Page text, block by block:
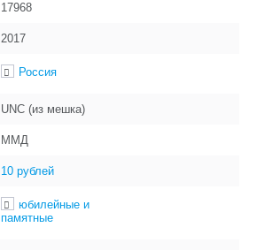
17968
2017
Россия
UNC (из мешка)
ММД
10 рублей
юбилейные и
памятные